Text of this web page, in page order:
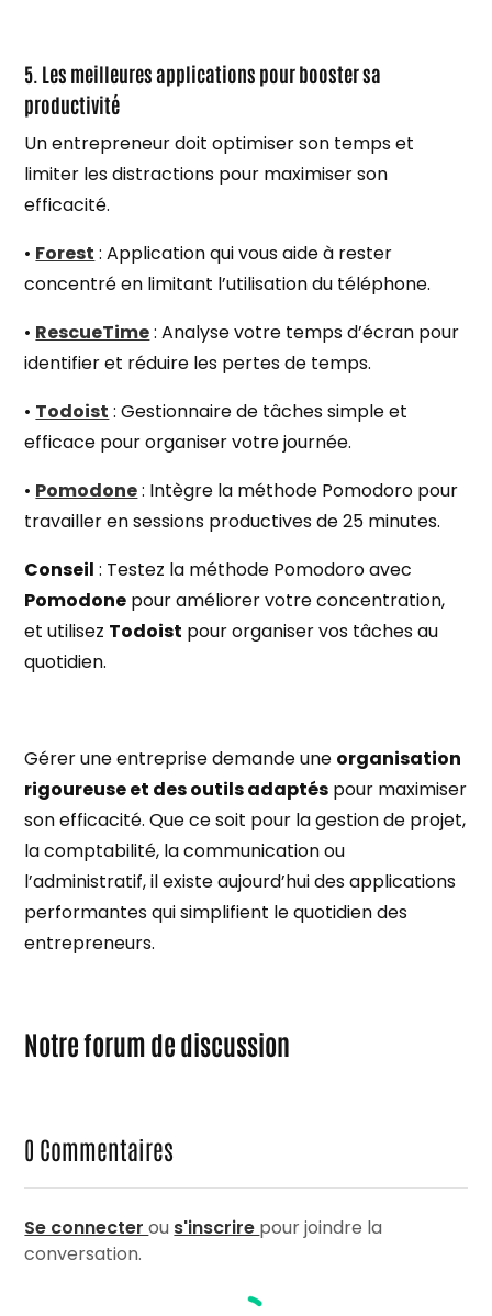
5. Les meilleures applications pour booster sa
productivité
Un entrepreneur doit optimiser son temps et
limiter les distractions pour maximiser son
efficacité.
• Forest : Application qui vous aide à rester
concentré en limitant l’utilisation du téléphone.
• RescueTime: Analyse votre temps d’écran pour
identifier et réduire les pertes de temps.
• Todoist : Gestionnaire de tâches simple et
efficace pour organiser votre journée.
• Pomodone: Intègre la méthode Pomodoro pour
travailler en sessions productives de 25 minutes.
Conseil : Testez la méthode Pomodoro avec
Pomodone pour améliorer votre concentration,
et utilisez Todoist pour organiser vos tâches au
quotidien.
Gérer une entreprise demande une organisation
rigoureuse et des outils adaptés pour maximiser
son efficacité. Que ce soit pour la gestion de projet,
la comptabilité, la communication ou
l’administratif, il existe aujourd’hui des applications
performantes qui simplifient le quotidien des
entrepreneurs.
Notre forum de discussion
0 Commentaires
Se connecterou s'inscrire pour joindre la
conversation.